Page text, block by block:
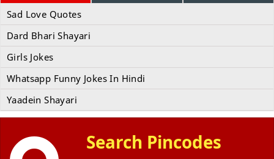
Sad Love Quotes
Dard Bhari Shayari
Girls Jokes
Whatsapp Funny Jokes In Hindi
Yaadein Shayari
Search Pincodes